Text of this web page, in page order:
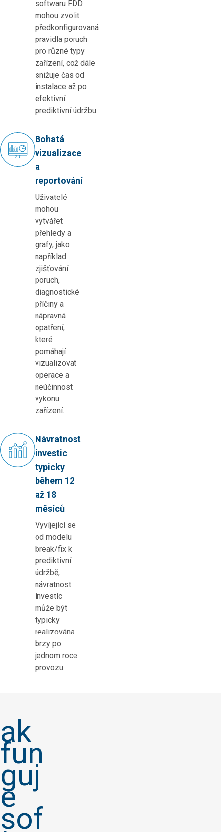
softwaru FDD
mohou zvolit
předkonfigurovaná
pravidla poruch
pro různé typy
zařízení, což dále
snižuje čas od
instalace až po
efektivní
prediktivní údržbu.
Bohatá
vizualizace
a
reportování
Uživatelé
mohou
vytvářet
přehledy a
grafy, jako
například
zjišťování
poruch,
diagnostické
příčiny a
nápravná
opatření,
které
pomáhají
vizualizovat
operace a
neúčinnost
výkonu
zařízení.
Návratnost
investic
typicky
během 12
až 18
měsíců
Vyvíjející se
od modelu
break/fix k
prediktivní
údržbě,
návratnost
investic
může být
typicky
realizována
brzy po
jednom roce
provozu.
ak
fun
guj
e
sof